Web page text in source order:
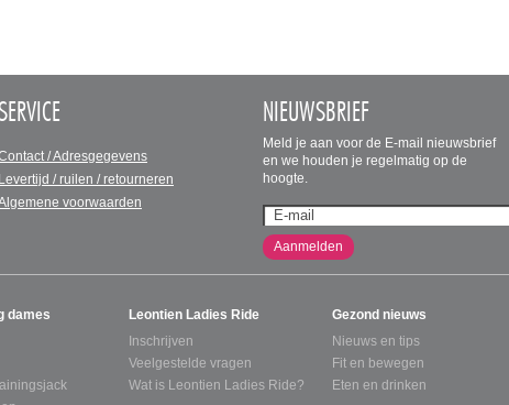
/ Adresgegevens
Levertijd / ruilen / retourneren
voorwaarden
NIEUWSBRIEF
Meld je aan voor de E-mail nieuwsbrief
en we houden je regelmatig op de
hoogte.
Aanmelden
dames
Leontien Ladies Ride
Inschrijven
Veelgestelde vragen
Wat is Leontien Ladies Ride?
Gezond nieuws
Nieuws en tips
Fit en bewegen
Eten en drinken